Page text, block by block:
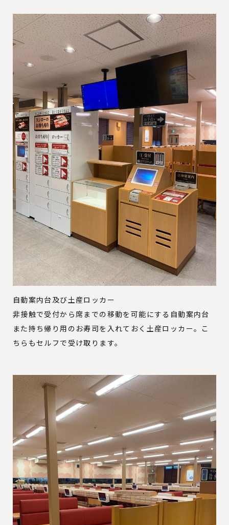
自動案内台及び土産ロッカー
非接触で受付から席までの移動を可能にする自動案内台
また持ち帰り用のお寿司を入れておく土産ロッカー。こ
ちらもセルフで受け取ります。